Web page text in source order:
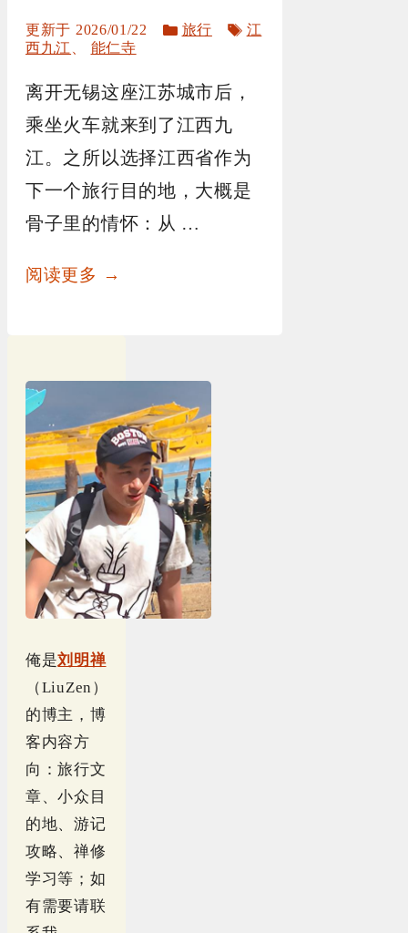
2026/01/22
分
旅行
标
江
西九江
能仁寺
离开无锡这座江苏城市后，
乘坐火车就来到了江西九
江。之所以选择江西省作为
下一个旅行目的地，大概是
骨子里的情怀：从 …
阅读更多 →
俺是刘明禅
（LiuZen）
的博主，博
客内容方
向：旅行文
章、小众目
的地、游记
攻略、禅修
学习等；如
有需要请联